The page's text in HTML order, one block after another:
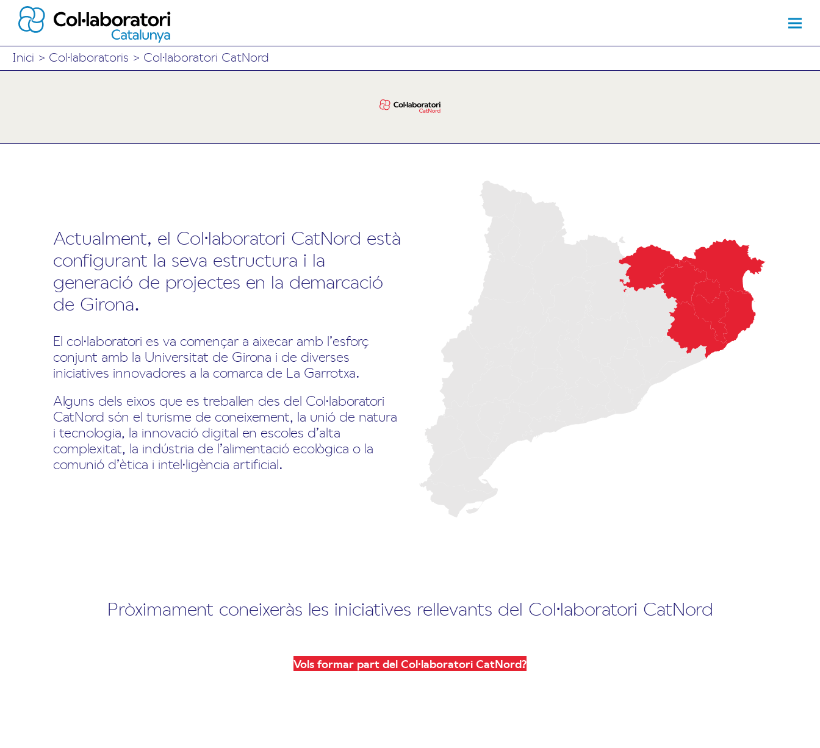
Inici > Col·laboratoris > Col·laboratori CatNord
Actualment, el Col·laboratori CatNord està
configurant la seva estructura i la
generació de projectes en la demarcació
de Girona.
El col·laboratori es va començar a aixecar amb l’esforç
conjunt amb la Universitat de Girona i de diverses
iniciatives innovadores a la comarca de La Garrotxa.
Alguns dels eixos que es treballen des del Col·laboratori
CatNord són el turisme de coneixement, la unió de natura
i tecnologia, la innovació digital en escoles d’alta
complexitat, la indústria de l’alimentació ecològica o la
comunió d’ètica i intel·ligència artificial.
Pròximament coneixeràs les iniciatives rellevants del Col·laboratori CatNord
Vols formar part del Col·laboratori CatNord?